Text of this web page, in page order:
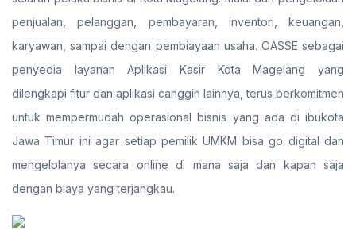
penjualan, pelanggan, pembayaran, inventori, keuangan,
karyawan, sampai dengan pembiayaan usaha. OASSE sebagai
penyedia layanan Aplikasi Kasir Kota Magelang yang
dilengkapi fitur dan aplikasi canggih lainnya, terus berkomitmen
untuk mempermudah operasional bisnis yang ada di ibukota
Jawa Timur ini agar setiap pemilik UMKM bisa go digital dan
mengelolanya secara online di mana saja dan kapan saja
dengan biaya yang terjangkau.